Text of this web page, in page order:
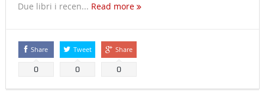
Due libri i recen... Read more
Share
0
Tweet
0
Share
0